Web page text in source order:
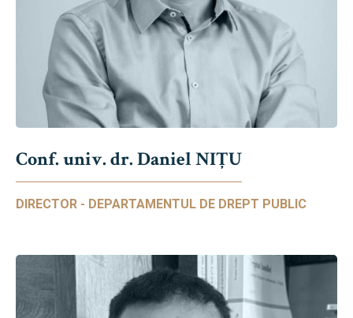
Conf. univ. dr. Daniel NIŢU
DIRECTOR - DEPARTAMENTUL DE DREPT PUBLIC